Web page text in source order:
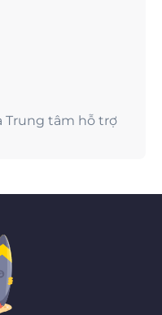
Trung tâm hỗ trợ